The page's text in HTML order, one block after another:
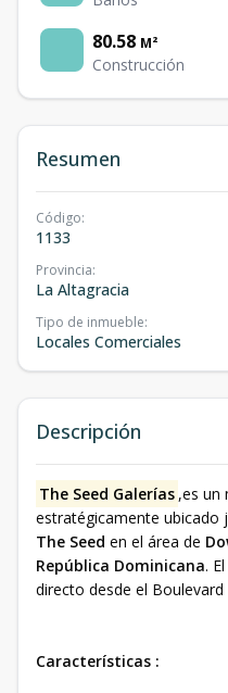
80.58 M²
Construcción
Resumen
Código:
1133
Provincia:
La Altagracia
Tipo de inmueble:
Locales Comerciales
Descripción
The Seed Galerías ,es un
estratégicamente ubicado
The Seed en el área de
República Dominicana.
directo desde el Boulevard
Características :